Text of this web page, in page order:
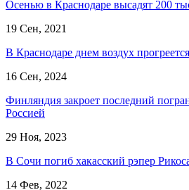
Осенью в Краснодаре высадят 200
19 Сен, 2021
В Краснодаре днем воздух
16 Сен, 2024
Финляндия закроет последний
Россией
29 Ноя, 2023
В Сочи погиб хакасский рэпер
14 Фев, 2022